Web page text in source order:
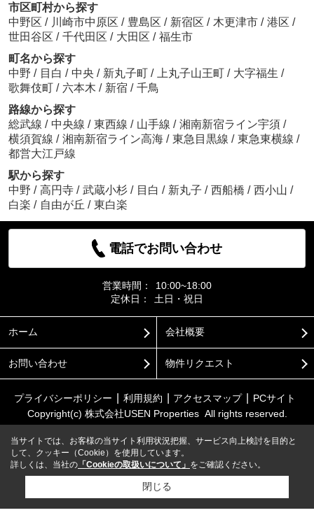
市区町村から探す
中野区 / 川崎市中原区 / 豊島区 / 新宿区 / 木更津市 / 港区 /
世田谷区 / 千代田区 / 大田区 / 福生市
町名から探す
中野 / 目白 / 中央 / 新丸子町 / 上丸子山王町 / 大字福生 /
歌舞伎町 / 六本木 / 新宿 / 千鳥
路線から探す
総武線 / 中央線 / 東西線 / 山手線 / 湘南新宿ライン宇須 /
横須賀線 / 湘南新宿ライン高海 / 東急目黒線 / 東急東横線 /
都営大江戸線
駅から探す
中野 / 高円寺 / 武蔵小杉 / 目白 / 新丸子 / 西船橋 / 西小山 /
白楽 / 自由が丘 / 東白楽
電話でお問い合わせ
営業時間：
10:00~18:00
定休日：
土日・祝日
ホーム 会社概要
お問い合わせ 物件リクエスト
プライバシーポリシー 利用規約 アクセスマップ
PCサイト
Copyright(c) 株式会社USEN Properties All rights reserved.
当サイトでは、お客様の当サイト利用状況把握、サービス向上検討を目的と
して、クッキー（Cookie）を使用しています。
詳しくは、当社の 「Cookieの取扱いについて」 をご確認ください。
閉じる